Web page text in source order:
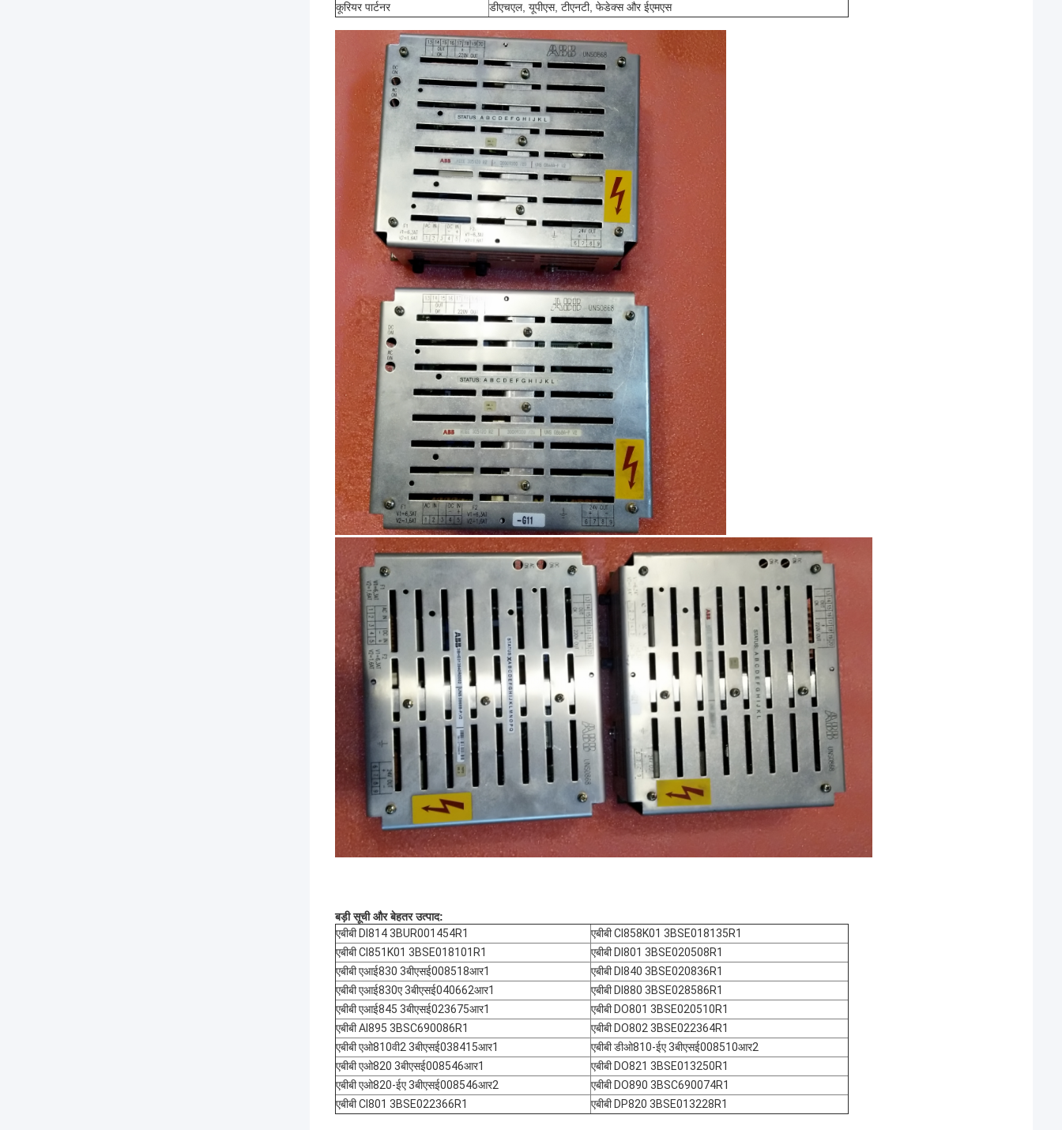
कूरियर पार्टनर
डीएचएल, यूपीएस, टीएनटी, फेडेक्स और ईएमएस
बड़ी सूची और बेहतर उत्पाद:
एबीबी DI814 3BUR001454R1
एबीबी CI858K01 3BSE018135R1
एबीबी CI851K01 3BSE018101R1
एबीबी DI801 3BSE020508R1
एबीबी एआई830 3बीएसई008518आर1
एबीबी DI840 3BSE020836R1
एबीबी एआई830ए 3बीएसई040662आर1
एबीबी DI880 3BSE028586R1
एबीबी एआई845 3बीएसई023675आर1
एबीबी DO801 3BSE020510R1
एबीबी AI895 3BSC690086R1
एबीबी DO802 3BSE022364R1
एबीबी एओ810वी2 3बीएसई038415आर1
एबीबी डीओ810-ईए 3बीएसई008510आर2
एबीबी एओ820 3बीएसई008546आर1
एबीबी DO821 3BSE013250R1
एबीबी एओ820-ईए 3बीएसई008546आर2
एबीबी DO890 3BSC690074R1
एबीबी CI801 3BSE022366R1
एबीबी DP820 3BSE013228R1